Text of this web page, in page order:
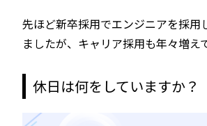
先ほど新卒採用でエンジニアを採用
ましたが、キャリア採用も年々増え
休日は何をしていますか？